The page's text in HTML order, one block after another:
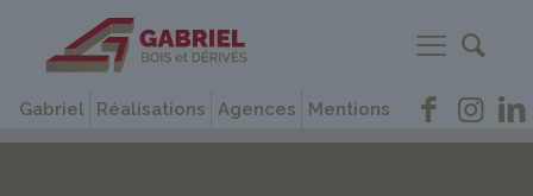
Gabriel Réalisations Agences Mentions